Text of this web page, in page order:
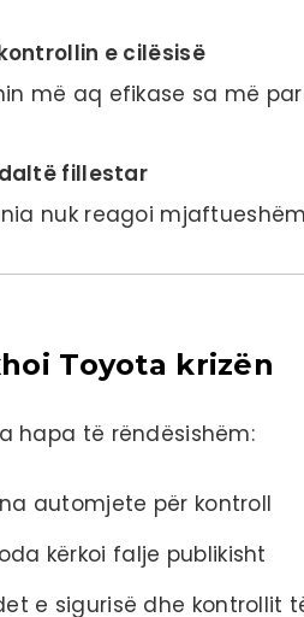
e cilësisë
më aq efikase sa më
fillestar
nuk reagoi
Toyota krizën
hapa të rëndësishëm:
automjete për kontroll
kërkoi falje publikisht
e sigurisë dhe kontrollit